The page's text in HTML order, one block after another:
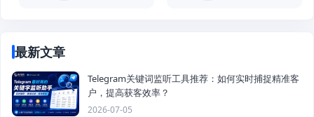
最新文章
Telegram关键词监听工具推荐：如何实时捕捉精准客
户，提高获客效率？
2026-07-05